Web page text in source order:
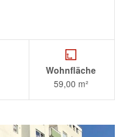
Wohnfläche
59,00 m²